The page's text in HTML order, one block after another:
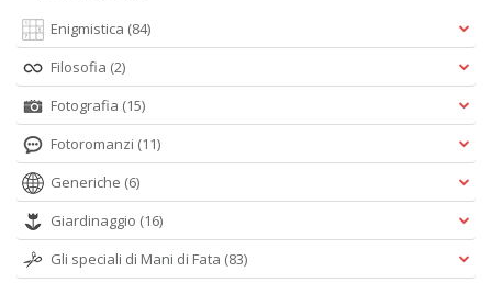
Enigmistica (84)
Filosofia (2)
Fotografia (15)
Fotoromanzi (11)
Generiche (6)
Giardinaggio (16)
Gli speciali di Mani di Fata (83)